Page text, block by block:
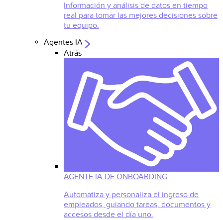
Información y análisis de datos en tiempo
real para tomar las mejores decisiones sobre
tu equipo.
Agentes IA
Atrás
AGENTE IA DE ONBOARDING
Automatiza y personaliza el ingreso de
empleados, guiando tareas, documentos y
accesos desde el día uno.